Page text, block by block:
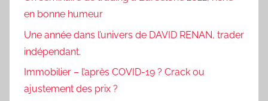
en bonne humeur
Une année dans l’univers de DAVID RENAN, trader
indépendant.
Immobilier – l’après COVID-19 ? Crack ou
ajustement des prix ?